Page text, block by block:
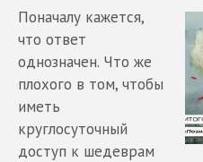
Поначалу кажется,
что ответ
однозначен. Что же
плохого в том, чтобы
иметь
круглосуточный
доступ к шедеврам